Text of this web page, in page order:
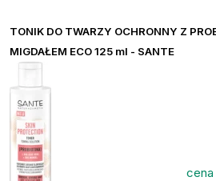
TONIK DO TWARZY OCHRONNY Z
MIGDAŁEM ECO 125 ml - SANTE